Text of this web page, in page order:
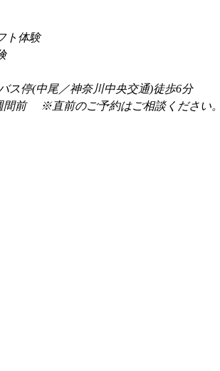
ト体験
ス停(中尾／神奈川中央交通)徒歩6分
前 　※直前のご予約はご相談ください。